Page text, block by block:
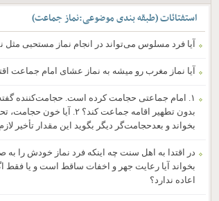
استفتائات(طبقه بندی موضوعی:نماز جماعت)
آیا فرد مسلوس می‌تواند در انجام نماز مستحبی مثل
آیا نماز مغرب رو میشه به نماز عشای امام جماعت
۱. امام جماعتی حجامت کرده است. حجامت‌کننده
بخواند و بعدحجامت‌گر دیگر بگوید این مقدار تأخیر
در اقتدا به اهل سنت چه اینکه فرد نماز خودش را به
بخواند آیا رعایت جهر و اخفات ساقط است و یا
اعاده ندارد؟